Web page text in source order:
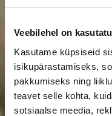
Veebilehel on
Kasutame küpsiseid
isikupärastamiseks,
pakkumiseks ning
teavet selle kohta,
sotsiaalse meedia,